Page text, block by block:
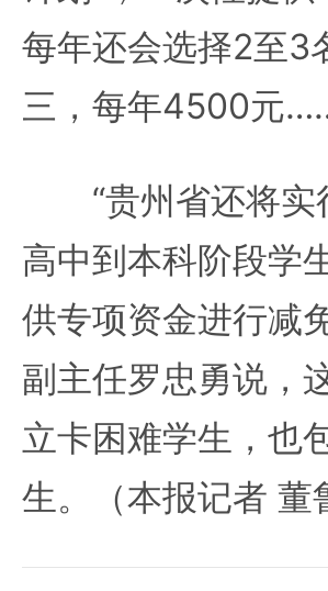
每年还会选择2至3
三，每年4500元
“贵州省还将实
高中到本科阶段学
供专项资金进行减
副主任罗忠勇说，
立卡困难学生，也
生。（本报记者 董